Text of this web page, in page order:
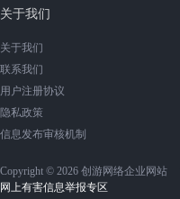
关于我们
关于我们
联系我们
用户注册协议
隐私政策
信息发布审核机制
Copyright © 2026 创游网络企业网站
网上有害信息举报专区